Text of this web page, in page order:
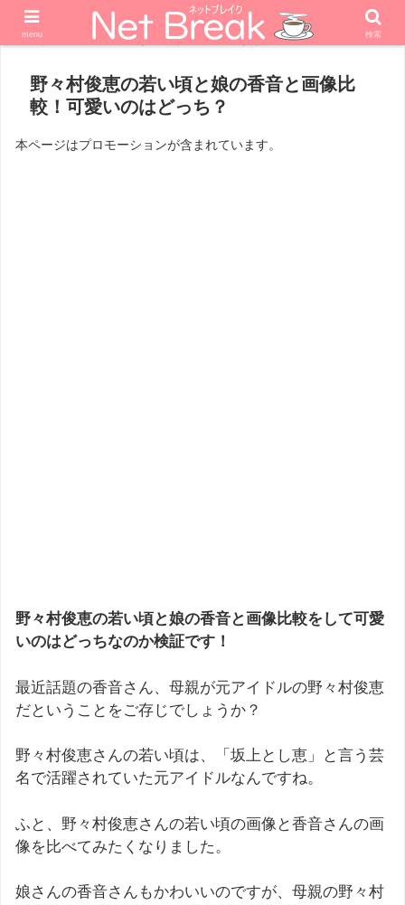
ホーム エンターテナー 女優
野々村俊恵の若い頃と娘の香音と画像比
較！可愛いのはどっち？
本ページはプロモーションが含まれています。
野々村俊恵の若い頃と娘の香音と画像比較をして可愛
いのはどっちなのか検証です！
最近話題の香音さん、母親が元アイドルの野々村俊恵
だということをご存じでしょうか？
野々村俊恵さんの若い頃は、「坂上とし恵」と言う芸
名で活躍されていた元アイドルなんですね。
ふと、野々村俊恵さんの若い頃の画像と香音さんの画
像を比べてみたくなりました。
娘さんの香音さんもかわいいのですが、母親の野々村
menu 検索